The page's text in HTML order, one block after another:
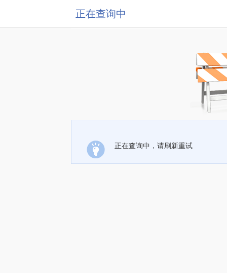
正在查询中
正在查询中，请刷新重试